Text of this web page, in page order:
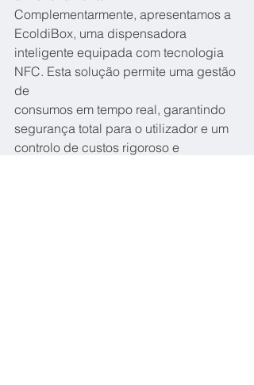
Complementarmente, apresentamos a
EcoldiBox, uma dispensadora
inteligente equipada com tecnologia
NFC. Esta solução permite uma gestão
de
consumos em tempo real, garantindo
segurança total para o utilizador e um
controlo de custos rigoroso e